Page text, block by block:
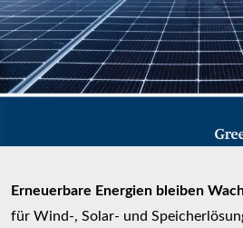
Erneuerbare Energien bleiben
für Wind-, Solar- und